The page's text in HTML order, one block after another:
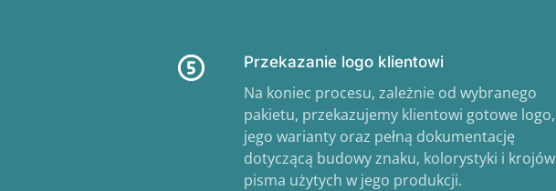
Przekazanie logo klientowi
Na koniec procesu, zależnie od wybranego
pakietu, przekazujemy klientowi gotowe logo,
jego warianty oraz pełną dokumentację
dotyczącą budowy znaku, kolorystyki i krojów
pisma użytych w jego produkcji.